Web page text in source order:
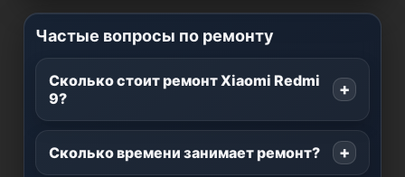
Частые вопросы по ремонту
Сколько стоит ремонт Xiaomi Redmi
9?
Сколько времени занимает ремонт?